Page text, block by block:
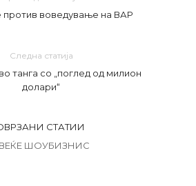
воведување на ВАР
Следна статија
танга со „поглед од милион
долари“
СТАТИИ
ШОУБИЗНИС